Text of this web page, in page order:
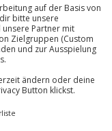
Handybeutel,
Vorteile.